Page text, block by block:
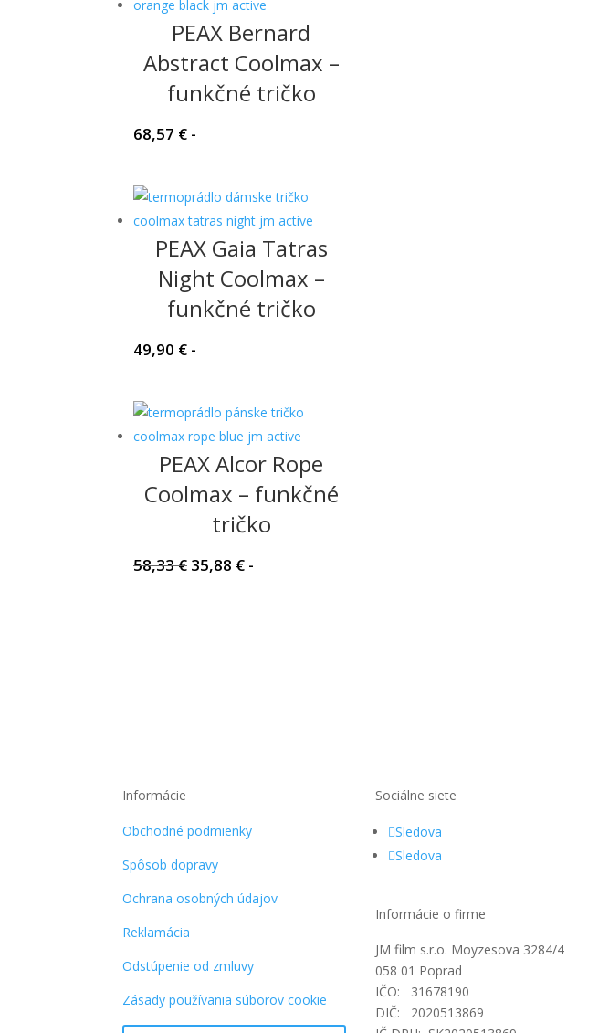
69,90 €
PEAX Bernard
Abstract Coolmax –
funkčné tričko
68,57 € -
PEAX Gaia Tatras
Night Coolmax –
funkčné tričko
49,90 € -
PEAX Alcor Rope
Coolmax – funkčné
tričko
58,33€ Pôvodná
35,88 €Aktuálna
-
Informácie
Obchodné podmienky
Spôsob dopravy
Ochrana osobných údajov
Reklamácia
Odstúpenie od zmluvy
Zásady používania súborov cookie
Sociálne siete
Sledova
Sledova
Informácie o firme
JM film s.r.o. Moyzesova 3284/4
058 01 Poprad
IČO: 31678190
DIČ: 2020513869